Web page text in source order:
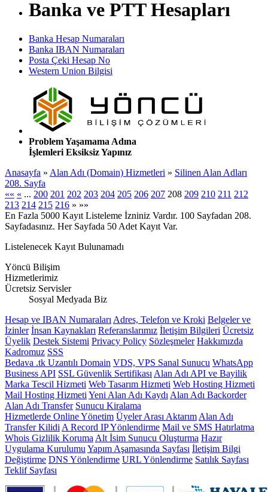
Banka ve PTT Hesapları
Banka Hesap Numaraları
Banka IBAN Numaraları
Posta Çeki Hesap No
Western Union Bilgisi
Problem Yaşamama Adına
İşlemleri Eksiksiz Yapınız
Anasayfa » Alan Adı (Domain) Hizmetleri » Silinen Alan Adları
208. Sayfa
«« « ... 200 201 202 203 204 205 206 207 208 209 210 211 212
213 214 215 216 » »»
En Fazla 5000 Kayıt Listeleme İzniniz Vardır. 100 Sayfadan 208.
Sayfadasınız. Her Sayfada 50 Adet Kayıt Var.
Listelenecek Kayıt Bulunamadı
Yöncü Bilişim
Hizmetlerimiz
Ücretsiz Servisler
Sosyal Medyada Biz
Hesap ve IBAN Numaraları Adres, Telefon ve Kroki Belgeler ve
İzinler İnsan Kaynakları Referanslarımız İletişim Bilgileri Ücretsiz
Üyelik Destek Sistemi Privacy Policy Sözleşmeler Hakkımızda
Kadromuz SSS
Bedava .tk Uzantılı Domain VDS, VPS Sanal Sunucu WhatsApp
Business API SSL Güvenlik Sertifikası Alan Adı API ve Bayilik
Marka Tescil Hizmeti Web Tasarım Hizmeti Web Hosting Hizmeti
Mail Hosting Hizmeti Yeni Alan Adı Kaydı Alan Adı Backorder
Alan Adı Transfer Sunucu Kiralama
Hizmetlerde Online Yönetim Üyeler Arası Aktarım Alan Adı
Transfer Kilidi A Record IP Yönlendirme Mail ve SMS Hatırlatma
Whois Gizlilik Koruma Alt İsim Sunucu Oluşturma Hazır
Uygulama Kurulumu Yapım Aşamasında Sayfası İletişim Bilgi
Değiştirme DNS Yönlendirme URL Yönlendirme Satılık Sayfası
Teklif Sayfası